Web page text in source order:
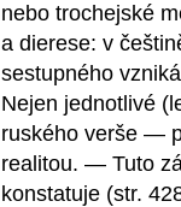
nebo trochejské
a dierese: v
sestupného
Nejen jednotlivé
ruského verše —
realitou. — Tuto
konstatuje (str.